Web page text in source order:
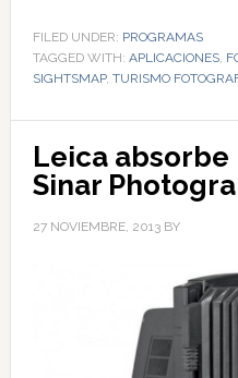
FILED UNDER: PROGRAMAS
TAGGED WITH: APLICACIONES,
SIGHTSMAP, TURISMO
Leica
Sinar
27 NOVIEMBRE, 2013BY